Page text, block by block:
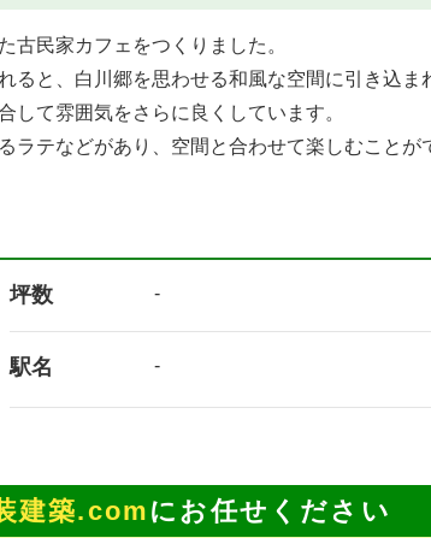
古民家カフェをつくりました。
ると、白川郷を思わせる和風な空間に引き込ま
して雰囲気をさらに良くしています。
ラテなどがあり、空間と合わせて楽しむことが
坪数 -
駅名 -
建築.comにお任せください